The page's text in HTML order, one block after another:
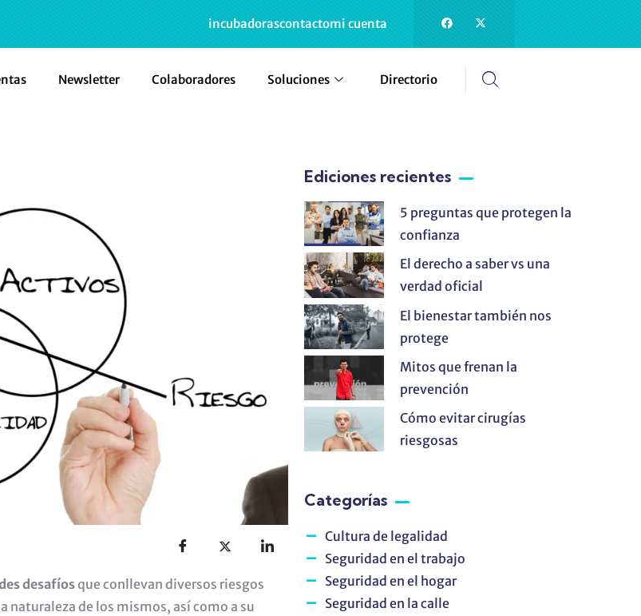
incubadorascontactomi cuenta
Newsletter Colaboradores Soluciones Directorio
desafíosque conllevan diversos riesgos
naturaleza de los mismos, así como a su
Ediciones recientes
5 preguntas que protegen la
confianza
El derecho a saber vs una
verdad oficial
El bienestar también nos
protege
Mitos que frenan la
prevención
Cómo evitar cirugías
riesgosas
Categorías
Cultura de legalidad
Seguridad en el trabajo
Seguridad en el hogar
Seguridad en la calle